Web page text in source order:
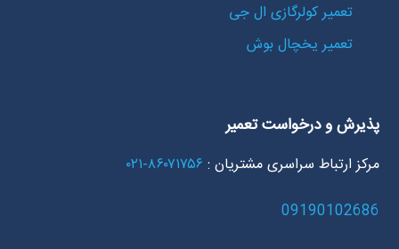
تعمیر کولرگازی ال جی
تعمیر یخچال بوش
پذیرش و درخواست تعمیر
مرکز ارتباط سراسری مشتریان : ۸۶۰۷۱۷۵۶-۰۲۱
09190102686